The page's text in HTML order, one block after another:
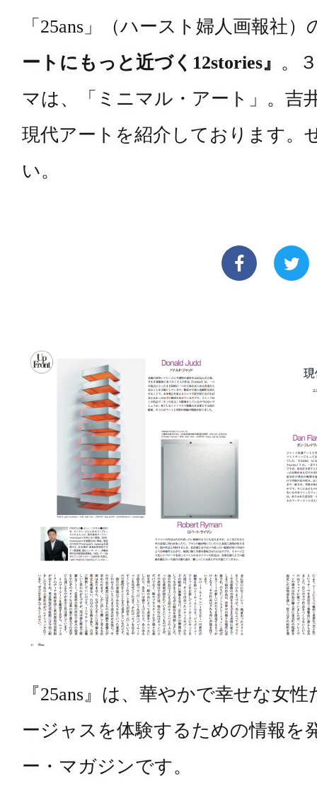
「25ans」（ハースト婦人画報社
ートにもっと近づく12stories』 。
マは、「ミニマル・アート」。吉
現代アートを紹介しております。
い。
『25ans』は、華やかで幸せな女
ージャスを体験するための情報を
ー・マガジンです。